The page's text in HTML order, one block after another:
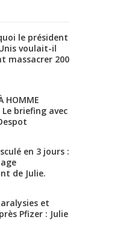
le président
voulait-il
massacrer 200
HOMME
briefing avec
en 3 jours :
de Julie.
et
Pfizer : Julie